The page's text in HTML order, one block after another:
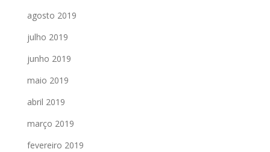
agosto 2019
julho 2019
junho 2019
maio 2019
abril 2019
março 2019
fevereiro 2019